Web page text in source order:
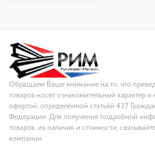
Обращаем Ваше внимание на то, что
товаров носят ознакомительный характер
офертой, определённой статьёй 437
Федерации. Для получения подробной
товаров, их наличия и стоимости,
компании.